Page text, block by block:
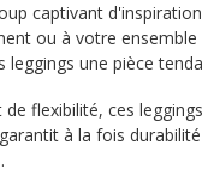
captivant
ou à votre
une pièce
flexibilité, ces
à la fois